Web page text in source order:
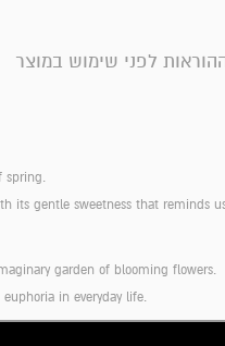
לפני שימוש במוצר
spring.
its gentle sweetness that reminds
garden of blooming flowers.
in everyday life.